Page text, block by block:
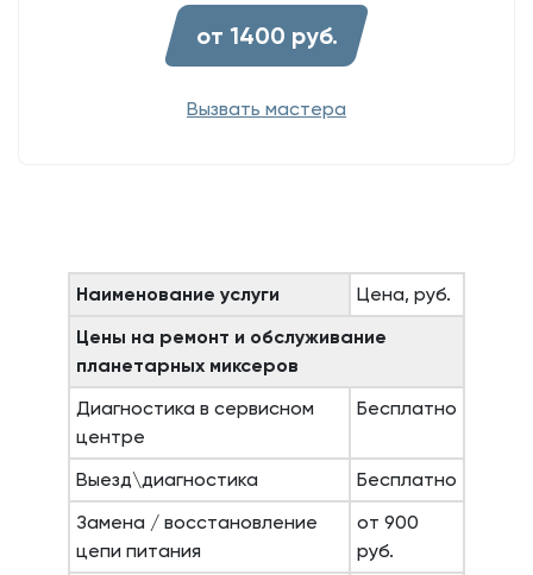
от 1400 руб.
Вызвать мастера
Наименование услуги
Цена, руб.
Цены на ремонт и обслуживание
планетарных миксеров
Диагностика в сервисном
центре
Бесплатно
Выезд\диагностика
Бесплатно
Замена / восстановление
цепи питания
от 900
руб.